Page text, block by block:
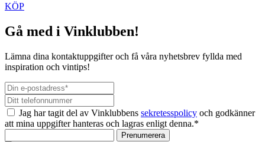
KÖP
Gå med i Vinklubben!
Lämna dina kontaktuppgifter och få våra nyhetsbrev fyllda med
inspiration och vintips!
Jag har tagit del av Vinklubbens sekretesspolicy och godkänner
att mina uppgifter hanteras och lagras enligt denna.*
Prenumerera